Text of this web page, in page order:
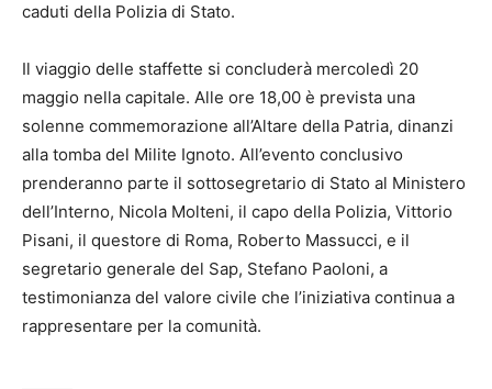
caduti della Polizia di Stato.
Il viaggio delle staffette si concluderà mercoledì 20
maggio nella capitale. Alle ore 18,00 è prevista una
solenne commemorazione all’Altare della Patria, dinanzi
alla tomba del Milite Ignoto. All’evento conclusivo
prenderanno parte il sottosegretario di Stato al Ministero
dell’Interno, Nicola Molteni, il capo della Polizia, Vittorio
Pisani, il questore di Roma, Roberto Massucci, e il
segretario generale del Sap, Stefano Paoloni, a
testimonianza del valore civile che l’iniziativa continua a
rappresentare per la comunità.